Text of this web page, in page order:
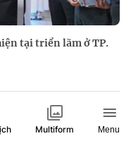
tại triển lãm ở TP.
Multiform Menu